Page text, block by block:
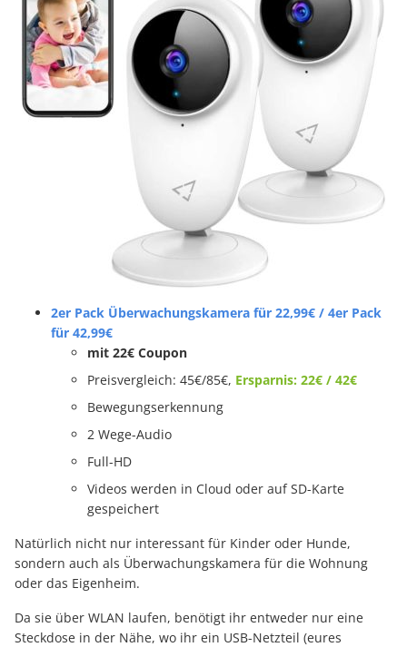
2er Pack Überwachungskamera für 22,99€ / 4er Pack
für 42,99€
mit 22€ Coupon
Preisvergleich: 45€/85€, Ersparnis: 22€ / 42€
Bewegungserkennung
2 Wege-Audio
Full-HD
Videos werden in Cloud oder auf SD-Karte
gespeichert
Natürlich nicht nur interessant für Kinder oder Hunde,
sondern auch als Überwachungskamera für die Wohnung
oder das Eigenheim.
Da sie über WLAN laufen, benötigt ihr entweder nur eine
Steckdose in der Nähe, wo ihr ein USB-Netzteil (eures